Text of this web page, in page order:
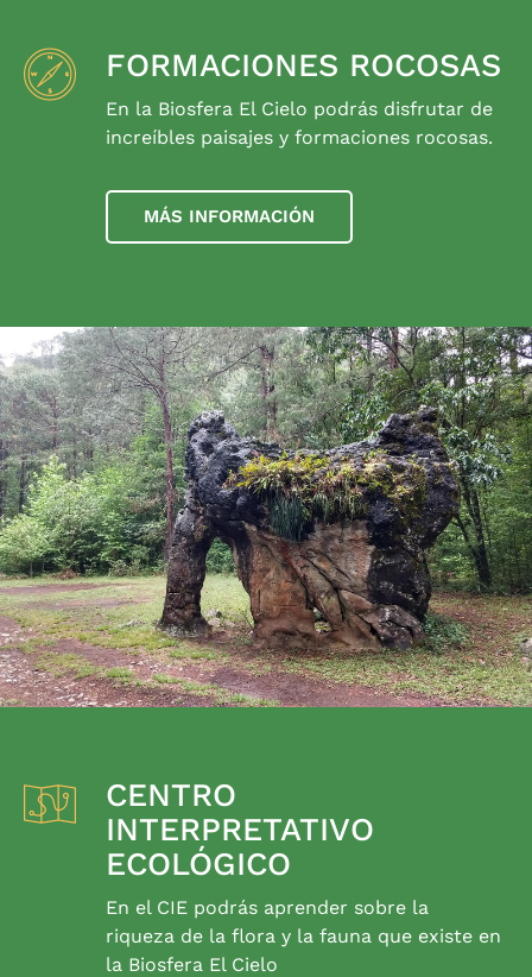
FORMACIONES ROCOSAS
En la Biosfera El Cielo podrás disfrutar de
increíbles paisajes y formaciones rocosas.
MÁS INFORMACIÓN
CENTRO
INTERPRETATIVO
ECOLÓGICO
En el CIE podrás aprender sobre la
riqueza de la flora y la fauna que existe en
la Biosfera El Cielo